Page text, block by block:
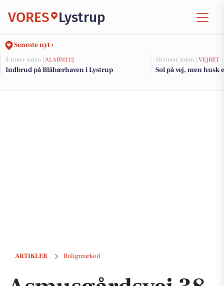
VORES Lystrup
Seneste nyt ›
3 timer siden | ALARM112
Indbrud på Blåbærhaven i Lystrup
10 timer siden | VEJRET
Sol på vej, men husk
ARTIKLER Boligmarked
Asmusgårdsvej 38 og 3 andre boliger er kommet til salg denne uge i